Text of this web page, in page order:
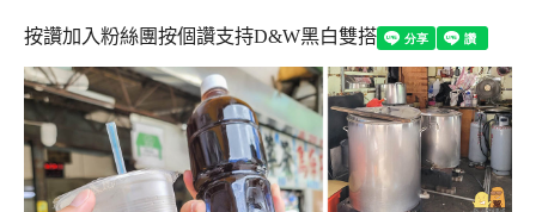
按讚加入粉絲團按個讚支持D&W黑白雙搭